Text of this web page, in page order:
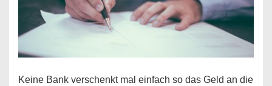
möglich!
Keine Bank verschenkt mal einfach so das Geld an die